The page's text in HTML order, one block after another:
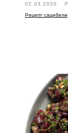
02.03.2020
Рецепт сацебели